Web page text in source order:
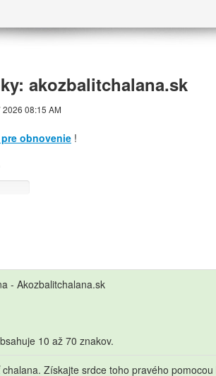
akozbalitchalana.sk
08:15 AM
obnovenie !
- Akozbalitchalana.sk
10 až 70 znakov.
Získajte srdce toho pravého